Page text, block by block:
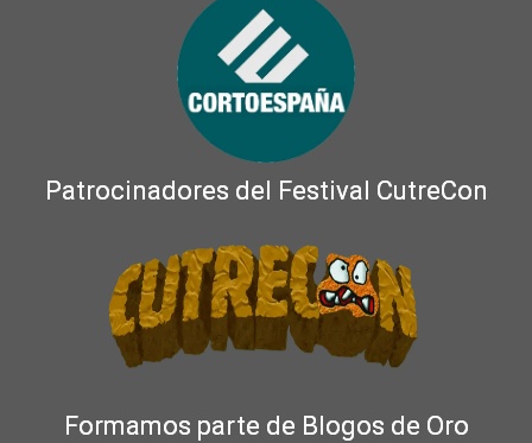
Patrocinadores del Festival CutreCon
Formamos parte de Blogos de Oro